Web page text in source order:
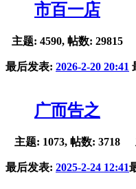
市百一店
主题: 4590, 帖数: 29815
最后发表: 2026-2-20 20:41
广而告之
主题: 1073, 帖数: 3718
最后发表: 2025-2-24 12:41